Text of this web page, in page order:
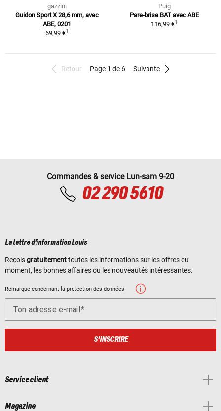
gazzini
Guidon Sport X 28,6 mm, avec
ABE, 0201
69,99 €1
Puig
Pare-brise BAT avec ABE
116,99 €1
Retour Page 1 de 6 Suivante
Commandes & service Lun-sam 9-20
02 290 5610
La lettre d'information Louis
Reçoisgratuitementtoutes les informations sur les offres du
moment, les bonnes affaires ou les nouveautés intéressantes.
Remarque concernant la protection des données
Ton adresse e-mail
S'INSCRIRE
Service client
Magazine